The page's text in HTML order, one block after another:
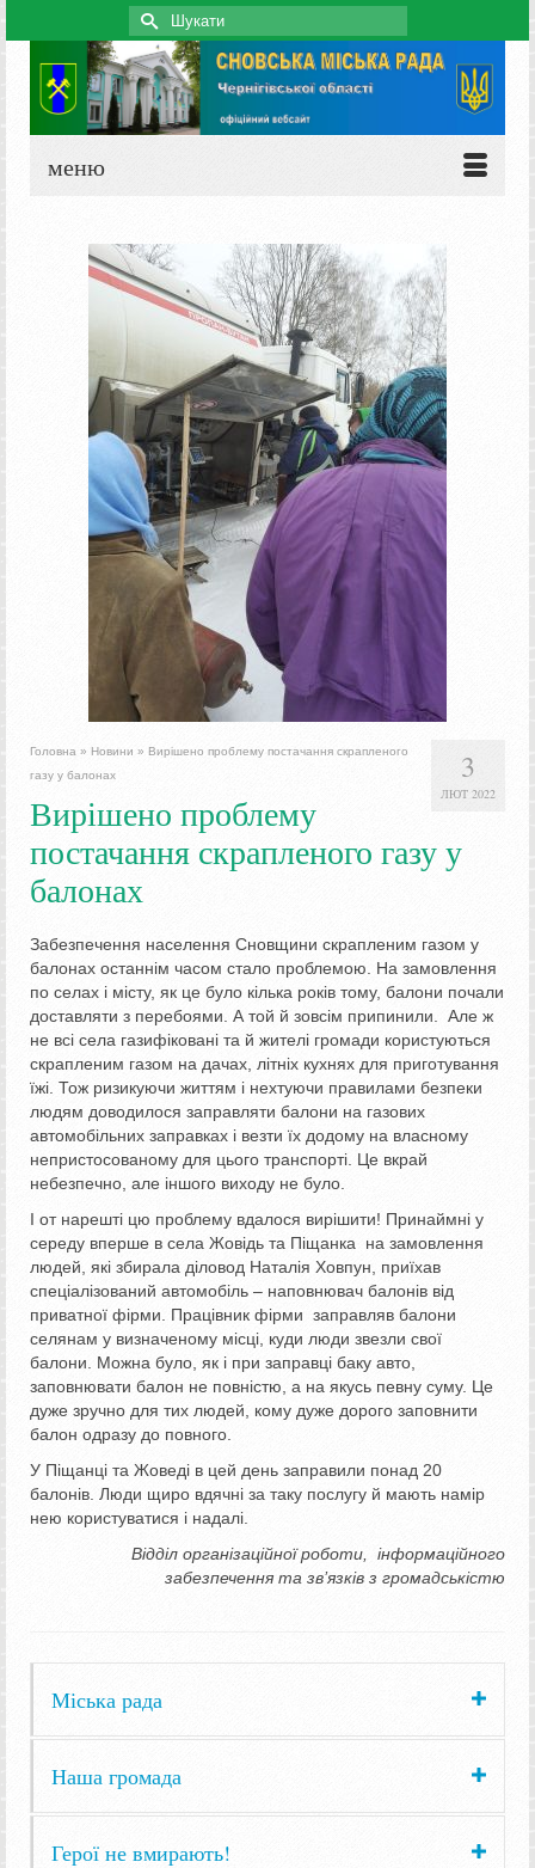
Search
for:
меню
3
ЛЮТ 2022
Головна » Новини » Вирішено проблему постачання скрапленого
газу у балонах
Вирішено проблему
постачання скрапленого газу у
балонах
Забезпечення населення Сновщини скрапленим газом у
балонах останнім часом стало проблемою. На замовлення
по селах і місту, як це було кілька років тому, балони почали
доставляти з перебоями. А той й зовсім припинили. Але ж
не всі села газифіковані та й жителі громади користуються
скрапленим газом на дачах, літніх кухнях для приготування
їжі. Тож ризикуючи життям і нехтуючи правилами безпеки
людям доводилося заправляти балони на газових
автомобільних заправках і везти їх додому на власному
непристосованому для цього транспорті. Це вкрай
небезпечно, але іншого виходу не було.
І от нарешті цю проблему вдалося вирішити! Принаймні у
середу вперше в села Жовідь та Піщанка на замовлення
людей, які збирала діловод Наталія Ховпун, приїхав
спеціалізований автомобіль – наповнювач балонів від
приватної фірми. Працівник фірми заправляв балони
селянам у визначеному місці, куди люди звезли свої
балони. Можна було, як і при заправці баку авто,
заповнювати балон не повністю, а на якусь певну суму. Це
дуже зручно для тих людей, кому дуже дорого заповнити
балон одразу до повного.
У Піщанці та Жоведі в цей день заправили понад 20
балонів. Люди щиро вдячні за таку послугу й мають намір
нею користуватися і надалі.
Відділ організаційної роботи,
інформаційного
забезпечення та зв’язків з громадськістю
Міська рада
Наша громада
Герої не вмирають!